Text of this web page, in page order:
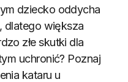
dziecko oddycha
dlatego większa
złe skutki dla
uchronić? Poznaj
kataru u